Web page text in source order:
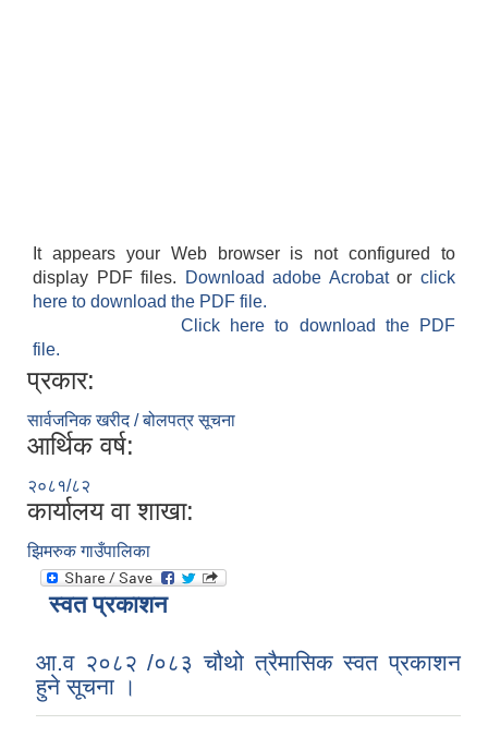
It appears your Web browser is not configured to
display PDF files.
Download adobe Acrobatorclick
here to download the PDF file.
Click here to download the PDF
file.
प्रकार:
सार्वजनिक खरीद / बोलपत्र सूचना
आर्थिक वर्ष:
२०८१/८२
कार्यालय वा शाखा:
झिमरुक गाउँपालिका
स्वत प्रकाशन
आ.व २०८२ /०८३ चौथो त्रैमासिक स्वत प्रकाशन
हुने सूचना ।